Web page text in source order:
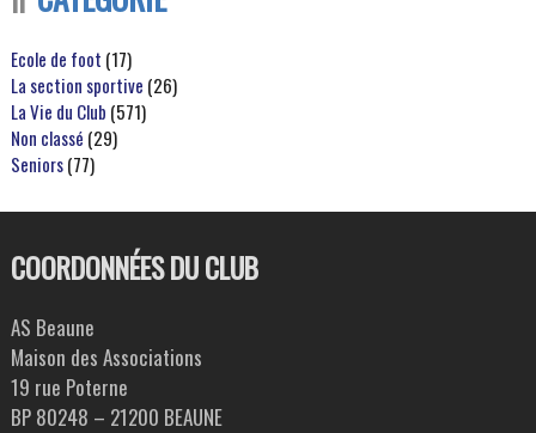
Ecole de foot (17)
La section sportive (26)
La Vie du Club (571)
Non classé (29)
Seniors(77)
COORDONNÉES DU CLUB
AS Beaune
Maison des Associations
19 rue Poterne
BP 80248 – 21200 BEAUNE